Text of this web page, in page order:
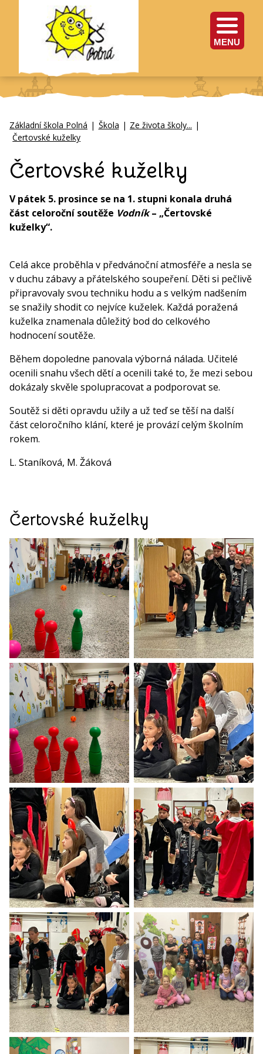
MENU
Základní škola Polná | Škola | Ze života školy... |
Čertovské kuželky
Čertovské kuželky
V pátek 5. prosince se na 1. stupni konala druhá
část celoroční soutěže Vodník– „Čertovské
kuželky“.
Celá akce proběhla v předvánoční atmosféře a nesla se
v duchu zábavy a přátelského soupeření. Děti si pečlivě
připravovaly svou techniku hodu a s velkým nadšením
se snažily shodit co nejvíce kuželek. Každá poražená
kuželka znamenala důležitý bod do celkového
hodnocení soutěže.
Během dopoledne panovala výborná nálada. Učitelé
ocenili snahu všech dětí a ocenili také to, že mezi sebou
dokázaly skvěle spolupracovat a podporovat se.
Soutěž si děti opravdu užily a už teď se těší na další
část celoročního klání, které je provází celým školním
rokem.
L. Staníková, M. Žáková
Čertovské kuželky